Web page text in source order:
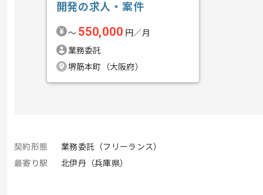
開発の求人・案件
〜 550,000 円／月
業務委託
堺筋本町（大阪府）
契約形態
業務委託（フリーランス）
最寄り駅
北伊丹（兵庫県）